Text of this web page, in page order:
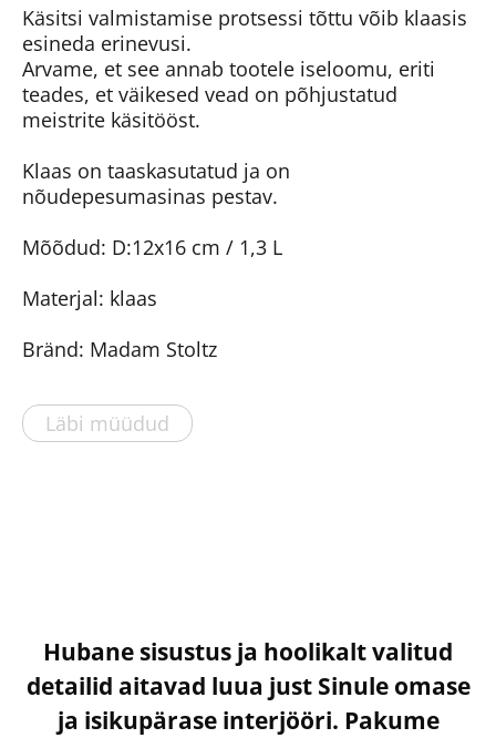
Käsitsi valmistamise protsessi tõttu võib klaasis
esineda erinevusi.
Arvame, et see annab tootele iseloomu, eriti
teades, et väikesed vead on põhjustatud
meistrite käsitööst.
Klaas on taaskasutatud ja on
nõudepesumasinas pestav.
Mõõdud: D:12x16 cm / 1,3 L
Materjal: klaas
Bränd: Madam Stoltz
Läbi müüdud
Hubane sisustus ja hoolikalt valitud
detailid aitavad luua just Sinule omase
ja isikupärase interjööri. Pakume